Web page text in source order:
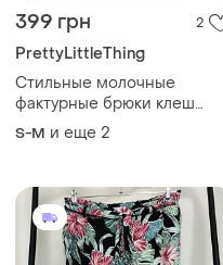
399 грн 2
PrettyLittleThing
Стильные молочные
фактурные брюки клеш
prettylittlething (размер
s/m,rusk 10)
S-M и еще 2